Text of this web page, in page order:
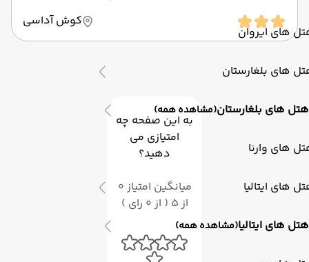
های ایروان
های بلغارستان
هتل های بلغارستان(مشاهده همه)
های وارنا
های ایتالیا
هتل های ایتالیا(مشاهده همه)
کوش آداسی
به این صفحه چه
امتیازی می
دهید؟
میانگین امتیاز 0
از 5 ( از 0 رای )